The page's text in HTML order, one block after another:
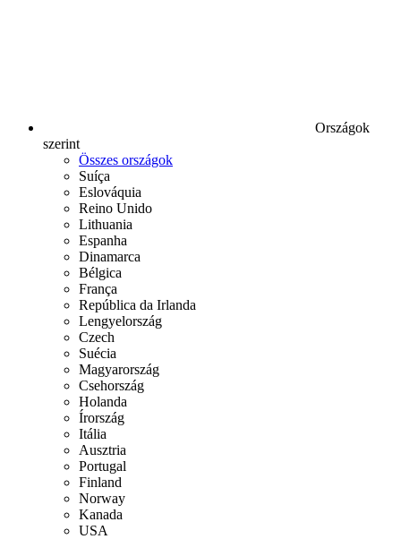
Országok
szerint
Összes országok
Suíça
Eslováquia
Reino Unido
Lithuania
Espanha
Dinamarca
Bélgica
França
República da Irlanda
Lengyelország
Czech
Suécia
Magyarország
Csehország
Holanda
Írország
Itália
Ausztria
Portugal
Finland
Norway
Kanada
USA